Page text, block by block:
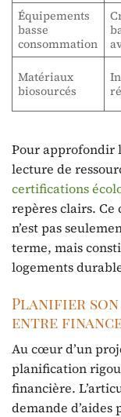
Équipements
basse
consommation
Matériaux
biosourcés
Pour approfondir
lecture de
certifications
repères clairs. Ce
n’est pas
terme, mais
logements
Planifier
entre
Au cœur d’un
planification
financière.
demande